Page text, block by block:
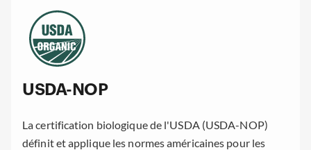
USDA-NOP
La certification biologique de l'USDA (USDA-NOP)
définit et applique les normes américaines pour les